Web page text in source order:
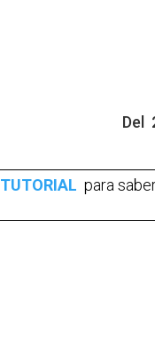
Del
TUTORIAL para